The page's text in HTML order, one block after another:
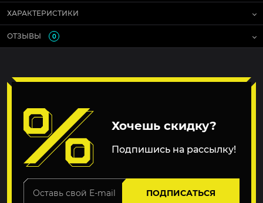
ХАРАКТЕРИСТИКИ
ОТЗЫВЫ 0
Хочешь скидку?
Подпишись на рассылку!
ПОДПИСАТЬСЯ